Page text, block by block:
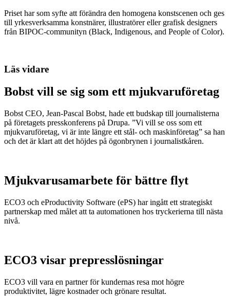
Priset har som syfte att förändra den homogena konstscenen och ges
till yrkesverksamma konstnärer, illustratörer eller grafisk designers
från BIPOC-communityn (Black, Indigenous, and People of Color).
Läs vidare
Bobst vill se sig som ett mjukvaruföretag
Bobst CEO, Jean-Pascal Bobst, hade ett budskap till journalisterna
på företagets presskonferens på Drupa. ”Vi vill se oss som ett
mjukvaruföretag, vi är inte längre ett stål- och maskinföretag” sa han
och det är klart att det höjdes på ögonbrynen i journalistkåren.
Mjukvarusamarbete för bättre flyt
ECO3 och eProductivity Software (ePS) har ingått ett strategiskt
partnerskap med målet att ta automationen hos tryckerierna till nästa
nivå.
ECO3 visar prepresslösningar
ECO3 vill vara en partner för kundernas resa mot högre
produktivitet, lägre kostnader och grönare resultat.